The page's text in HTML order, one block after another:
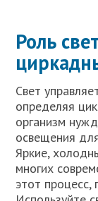
Роль
Свет
определяя
организм
освещения
Яркие,
многих
этот процесс,